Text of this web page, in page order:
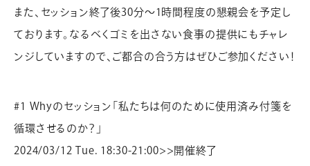
また、セッション終了後30分〜1時間程度の懇親会を予定し
ております。なるべくゴミを出さない食事の提供にもチャレ
ンジしていますので、ご都合の合う方はぜひご参加ください！
#1 Whyのセッション「私たちは何のために使用済み付箋を
循環させるのか？」
2024/03/12 Tue. 18:30-21:00>>開催終了